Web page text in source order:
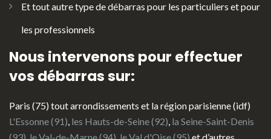
Et tout autre type de débarras pour les particuliers et pour
les professionnels
Nous intervenons pour effectuer
vos débarras sur:
Paris (75) tout arrondissements et la région parisienne (idf)
L'Essonne (91), les Hauts-de-Seine (92), la Seine-Saint-Denis